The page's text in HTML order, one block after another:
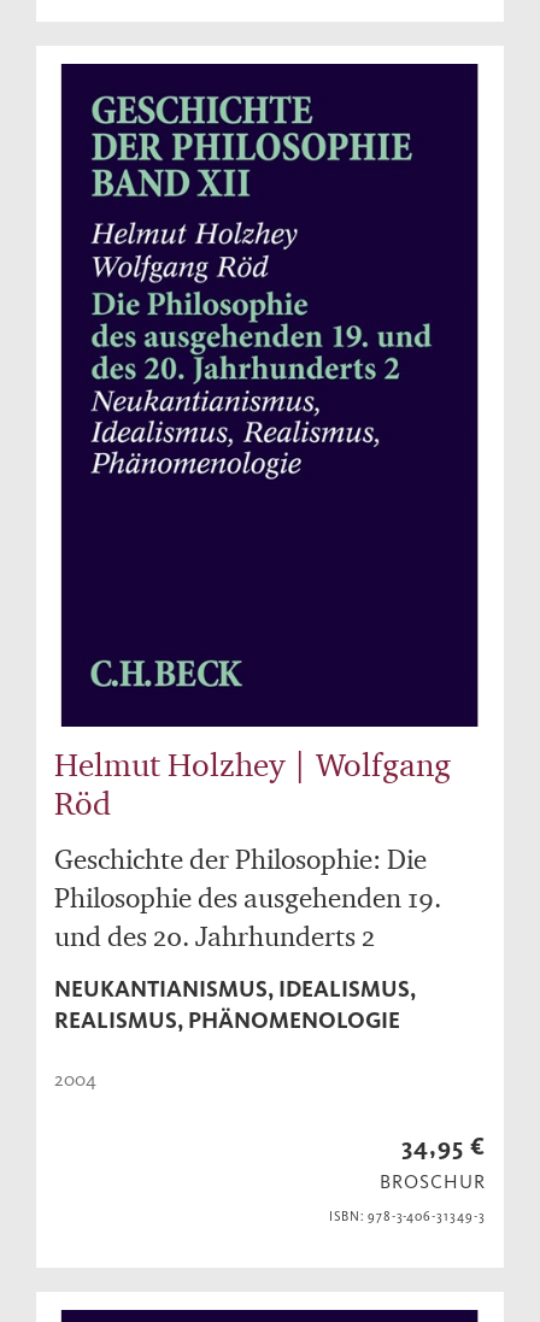
Helmut Holzhey | Wolfgang
Röd
Geschichte der Philosophie: Die
Philosophie des ausgehenden 19.
und des 20. Jahrhunderts 2
NEUKANTIANISMUS, IDEALISMUS,
REALISMUS, PHÄNOMENOLOGIE
2004
34,95 €
BROSCHUR
ISBN: 978-3-406-31349-3